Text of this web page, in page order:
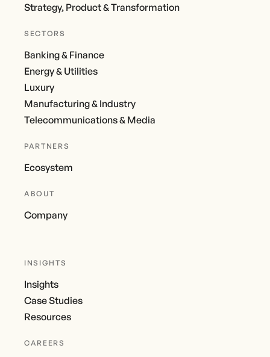
Strategy, Product & Transformation
SECTORS
Banking & Finance
Energy & Utilities
Luxury
Manufacturing & Industry
Telecommunications & Media
PARTNERS
Ecosystem
ABOUT
Company
INSIGHTS
Insights
Case Studies
Resources
CAREERS